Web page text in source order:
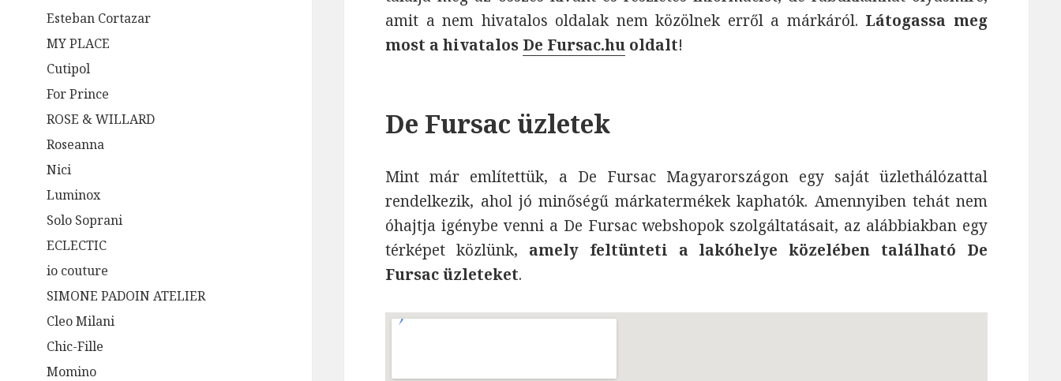
Esteban Cortazar
MY PLACE
Cutipol
For Prince
ROSE & WILLARD
Roseanna
Nici
Luminox
Solo Soprani
ECLECTIC
io couture
SIMONE PADOIN ATELIER
Cleo Milani
Chic-Fille
Momino
amit a nem hivatalos oldalak nem közölnek erről a márkáról. Látogassa meg
most a hivatalos De Fursac.hu oldalt!
De Fursac üzletek
Mint már említettük, a De Fursac Magyarországon egy saját üzlethálózattal
rendelkezik, ahol jó minőségű márkatermékek kaphatók. Amennyiben tehát nem
óhajtja igénybe venni a De Fursac webshopok szolgáltatásait, az alábbiakban egy
térképet közlünk, amely feltünteti a lakóhelye közelében található De
Fursac üzleteket.